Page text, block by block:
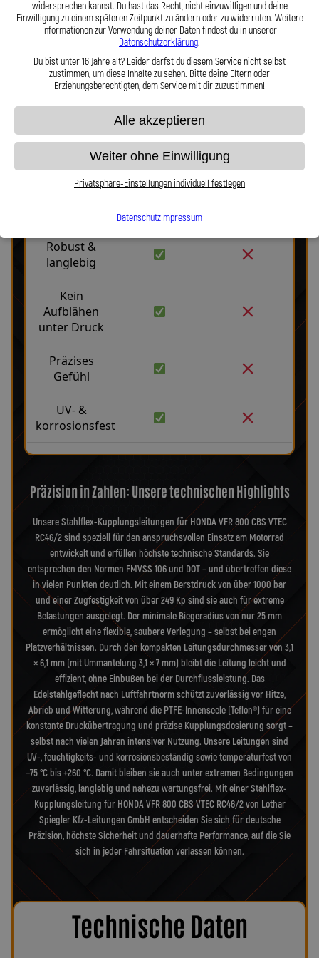
Stahlflex vs. Gummi
Stahlflex
Robust &
langlebig
Kein
Aufblähen
unter Druck
Präzises
Gefühl
UV- &
korrosionsfest
Lothar Spiegler Kfz-Leitungen GmbH setzen Sie auf deutsche
Handwerksqualität, über 35 Jahre Erfahrung und ein Produkt, das
Haltbarkeit, Präzision und Fahrgefühl auf höchstem Niveau vereint.
Hier zu unserem Video „Stahlflex vs. Gummi“
Präzision in Zahlen: Unsere technischen Highlights
Unsere Stahlflex-Kupplungsleitungen für HONDA VFR 800 CBS VTEC
RC46/2 sind speziell für den anspruchsvollen Einsatz am Motorrad
entwickelt und erfüllen höchste technische Standards. Sie
entsprechen den Normen FMVSS 106 und DOT – und übertreffen diese
in vielen Punkten deutlich. Mit einem Berstdruck von über 1000 bar
und einer Zugfestigkeit von über 249 Kp sind sie auch für extreme
Belastungen ausgelegt. Der minimale Biegeradius von nur 25 mm
ermöglicht eine flexible, saubere Verlegung – selbst bei engen
Platzverhältnissen. Durch den kompakten Leitungsdurchmesser von 3,1
× 6,1 mm (mit Ummantelung 3,1 × 7 mm) bleibt die Leitung leicht und
effizient, ohne Einbußen bei der Durchflussleistung. Das
Edelstahlgeflecht nach Luftfahrtnorm schützt zuverlässig vor Hitze,
Abrieb und Witterung, während die PTFE-Innenseele (Teflon®) für eine
konstante Druckübertragung und präzise Kupplungsdosierung sorgt –
selbst nach vielen Jahren intensiver Nutzung. Unsere Leitungen sind
UV-, feuchtigkeits- und korrosionsbeständig sowie temperaturfest von
−75 °C bis +260 °C. Damit bleiben sie auch unter extremen Bedingungen
zuverlässig, langlebig und nahezu wartungsfrei. Mit einer Stahlflex-
Kupplungsleitung für HONDA VFR 800 CBS VTEC RC46/2 von Lothar
Spiegler Kfz-Leitungen GmbH entscheiden Sie sich für deutsche
Präzision, höchste Sicherheit und dauerhafte Performance, auf die Sie
sich in jeder Fahrsituation verlassen können.
Technische Daten
widersprechen kannst. Du hast das Recht, nicht einzuwilligen und deine
Einwilligung zu einem späteren Zeitpunkt zu ändern oder zu widerrufen. Weitere
Informationen zur Verwendung deiner Daten findest du in unserer
Datenschutzerklärung.
Du bist unter 16 Jahre alt? Leider darfst du diesem Service nicht selbst
zustimmen, um diese Inhalte zu sehen. Bitte deine Eltern oder
Erziehungsberechtigten, dem Service mit dir zuzustimmen!
Alle akzeptieren
Weiter ohne Einwilligung
Privatsphäre-Einstellungen individuell festlegen
DatenschutzImpressum